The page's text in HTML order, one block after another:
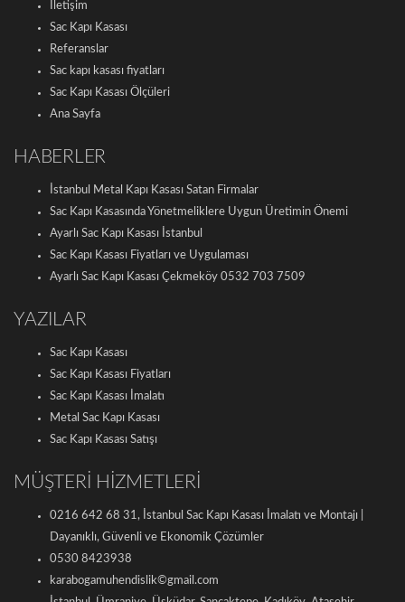
İletişim
Sac Kapı Kasası
Referanslar
Sac kapı kasası fiyatları
Sac Kapı Kasası Ölçüleri
Ana Sayfa
HABERLER
İstanbul Metal Kapı Kasası Satan Firmalar
Sac Kapı Kasasında Yönetmeliklere Uygun Üretimin Önemi
Ayarlı Sac Kapı Kasası İstanbul
Sac Kapı Kasası Fiyatları ve Uygulaması
Ayarlı Sac Kapı Kasası Çekmeköy 0532 703 7509
YAZILAR
Sac Kapı Kasası
Sac Kapı Kasası Fiyatları
Sac Kapı Kasası İmalatı
Metal Sac Kapı Kasası
Sac Kapı Kasası Satışı
MÜŞTERİ HİZMETLERİ
0216 642 68 31, İstanbul Sac Kapı Kasası İmalatı ve Montajı |
Dayanıklı, Güvenli ve Ekonomik Çözümler
0530 8423938
karabogamuhendislik©gmail.com